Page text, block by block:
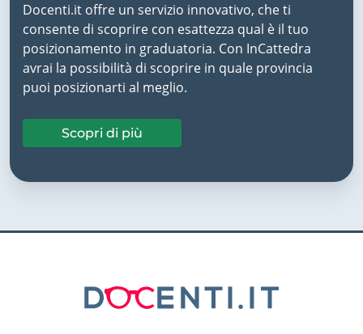
Docenti.it offre un servizio innovativo, che ti
consente di scoprire con esattezza qual è il tuo
posizionamento in graduatoria. Con InCattedra
avrai la possibilità di scoprire in quale provincia
puoi posizionarti al meglio.
Scopri di più